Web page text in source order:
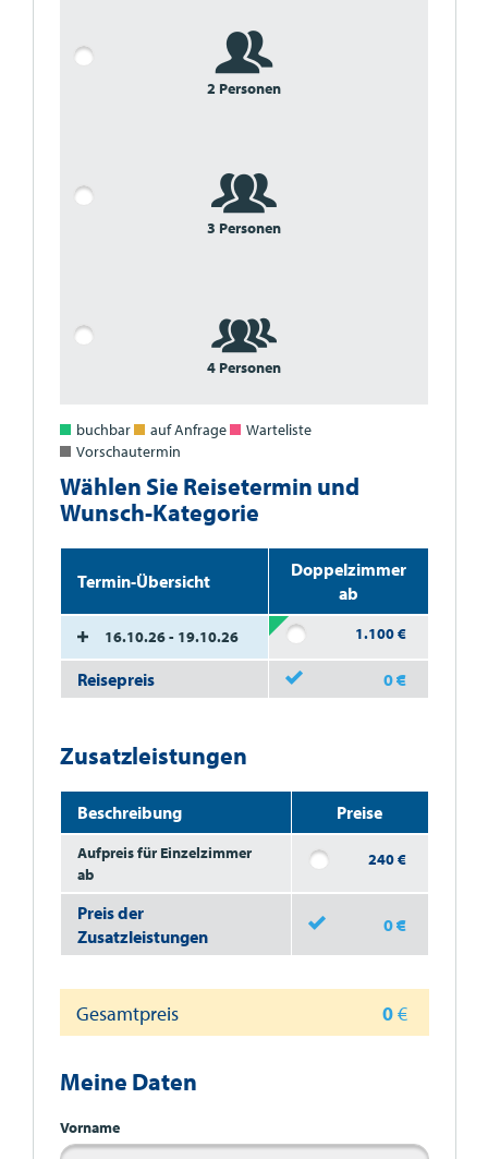
2 Personen
3 Personen
4 Personen
buchbar auf Anfrage
Warteliste
Vorschautermin
Wählen Sie Reisetermin und
Wunsch-Kategorie
Termin-Übersicht
Doppelzimmer
ab
Reisepreis 0€
16.10.26 - 19.10.26 1.100€
Zusatzleistungen
Beschreibung Preise
Preis der
Zusatzleistungen
0€
Aufpreis für Einzelzimmer
ab
240€
Gesamtpreis 0€
Meine Daten
Vorname